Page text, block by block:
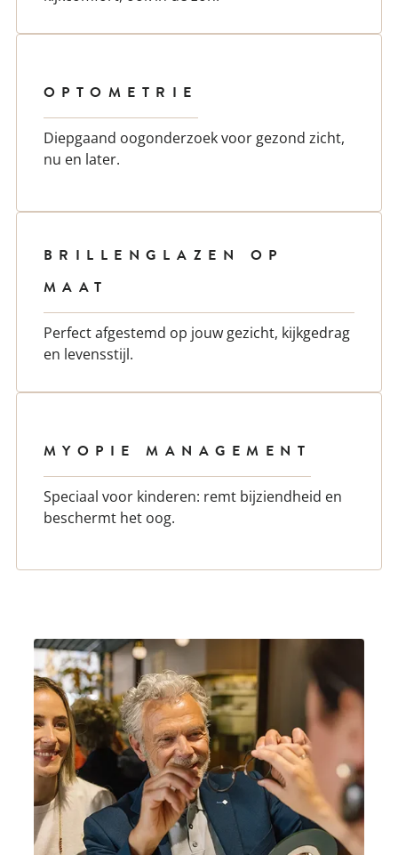
OPTOMETRIE
Diepgaand oogonderzoek voor gezond zicht,
nu en later.
BRILLENGLAZEN OP
MAAT
Perfect afgestemd op jouw gezicht, kijkgedrag
en levensstijl.
MYOPIE MANAGEMENT
Speciaal voor kinderen: remt bijziendheid en
beschermt het oog.